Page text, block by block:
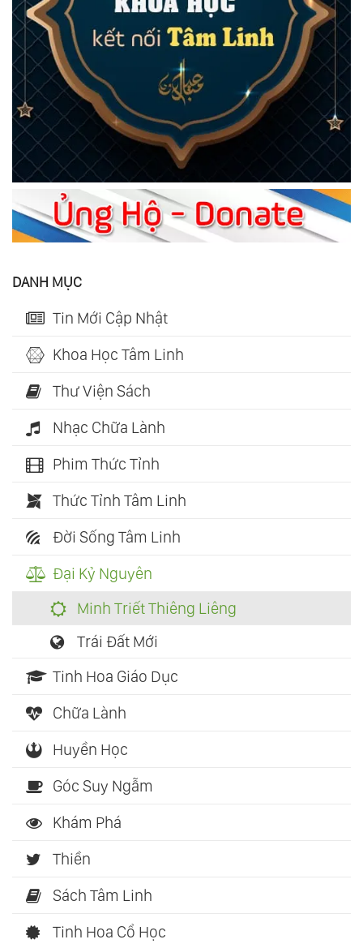
DANH MỤC
Tin Mới Cập Nhật
Khoa Học Tâm Linh
Thư Viện Sách
Nhạc Chữa Lành
Phim Thức Tỉnh
Thức Tỉnh Tâm Linh
Đời Sống Tâm Linh
Đại Kỷ Nguyên
Minh Triết Thiêng Liêng
Trái Đất Mới
Tinh Hoa Giáo Dục
Chữa Lành
Huyền Học
Góc Suy Ngẫm
Khám Phá
Thiền
Sách Tâm Linh
Tinh Hoa Cổ Học